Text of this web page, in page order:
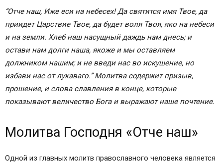
“Отче наш, Иже еси на небесех! Да святится имя Твое, да
приидет Царствие Твое, да будет воля Твоя, яко на небеси
и на земли. Хлеб наш насущный даждь нам днесь; и
остави нам долги наша, якоже и мы оставляем
должником нашим; и не введи нас во искушение, но
избави нас от лукаваго.” Молитва содержит призыв,
прошение, и слова славления в конце, которые
показывают величество Бога и выражают наше почтение.
Молитва Господня «Отче наш»
Одной из главных молитв православного человека является